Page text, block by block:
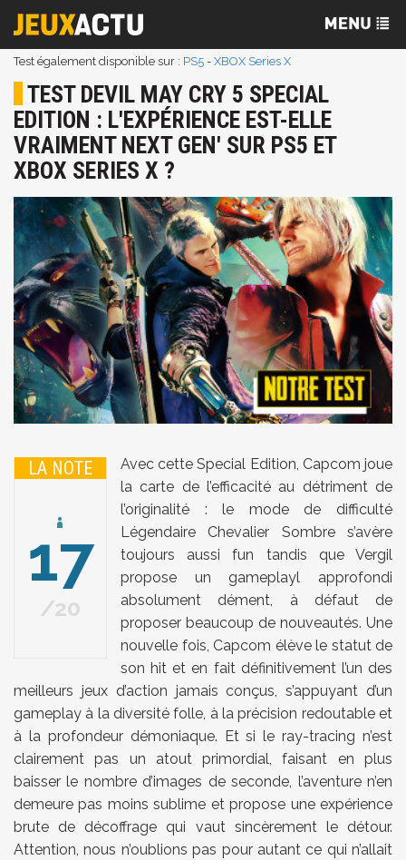
Test également disponible sur : PS5 - XBOX Series X
TEST DEVIL MAY CRY 5 SPECIAL
EDITION : L'EXPÉRIENCE EST-ELLE
VRAIMENT NEXT GEN' SUR PS5 ET
XBOX SERIES X ?
LA NOTE
17
20
Avec cette Special Edition, Capcom joue
la carte de l’efficacité au détriment de
l’originalité : le mode de difficulté
Légendaire Chevalier Sombre s’avère
toujours aussi fun tandis que Vergil
propose un gameplayl approfondi
absolument dément, à défaut de
proposer beaucoup de nouveautés. Une
nouvelle fois, Capcom élève le statut de
son hit et en fait définitivement l’un des
meilleurs jeux d’action jamais conçus, s’appuyant d’un
gameplay à la diversité folle, à la précision redoutable et
à la profondeur démoniaque. Et si le ray-tracing n’est
clairement pas un atout primordial, faisant en plus
baisser le nombre d’images de seconde, l’aventure n’en
demeure pas moins sublime et propose une expérience
brute de décoffrage qui vaut sincèrement le détour.
Attention, nous n’oublions pas pour autant ce qui n’allait